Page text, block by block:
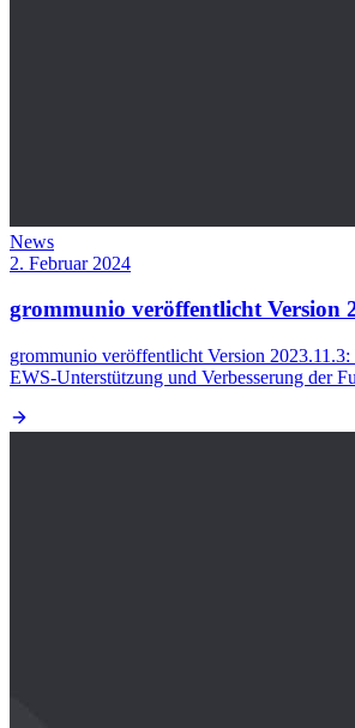
News
2. Februar 2024
grommunio veröffentlicht Version
grommunio veröffentlicht Version
EWS-Unterstützung und Verbesserung der